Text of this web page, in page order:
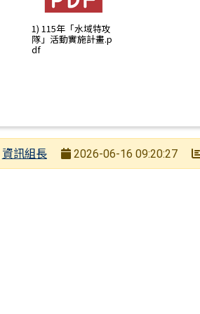
1) 115年「水域特攻
隊」活動實施計畫.p
df
者
資訊組長
2026-06-16 09:20:27